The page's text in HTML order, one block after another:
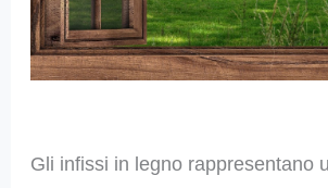
Gli infissi in legno rappresentano